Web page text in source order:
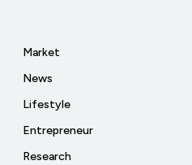
Market
News
Lifestyle
Entrepreneur
Research